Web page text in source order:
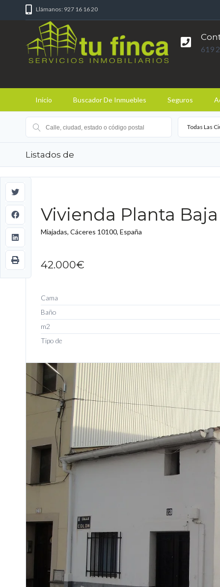
Llámanos: 927 16 16 20
619
Inicio Buscador De Inmuebles Seguros
Todas Las
Listados de
Vivienda Planta
Miajadas, Cáceres 10100, España
42.000€
Cama
Baño
m2
Tipo de